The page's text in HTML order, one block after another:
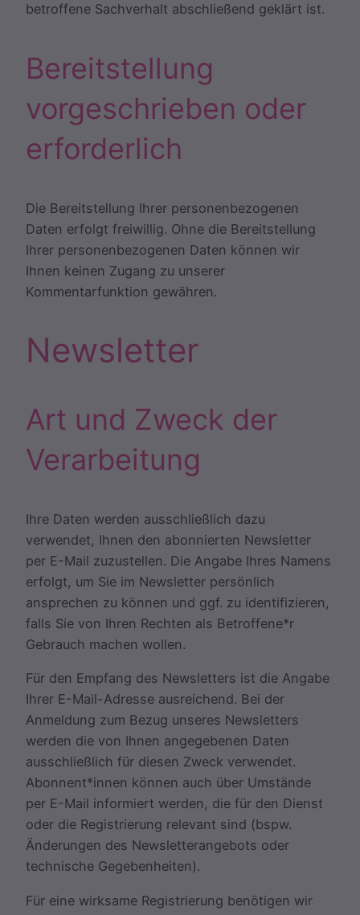
betroffene Sachverhalt abschließend geklärt ist.
Bereitstellung
vorgeschrieben oder
erforderlich
Die Bereitstellung Ihrer personenbezogenen
Daten erfolgt freiwillig. Ohne die Bereitstellung
Ihrer personenbezogenen Daten können wir
Ihnen keinen Zugang zu unserer
Kommentarfunktion gewähren.
Newsletter
Art und Zweck der
Verarbeitung
Ihre Daten werden ausschließlich dazu
verwendet, Ihnen den abonnierten Newsletter
per E-Mail zuzustellen. Die Angabe Ihres Namens
erfolgt, um Sie im Newsletter persönlich
ansprechen zu können und ggf. zu identifizieren,
falls Sie von Ihren Rechten als Betroffene*r
Gebrauch machen wollen.
Für den Empfang des Newsletters ist die Angabe
Ihrer E-Mail-Adresse ausreichend. Bei der
Anmeldung zum Bezug unseres Newsletters
werden die von Ihnen angegebenen Daten
ausschließlich für diesen Zweck verwendet.
Abonnent*innen können auch über Umstände
per E-Mail informiert werden, die für den Dienst
oder die Registrierung relevant sind (bspw.
Änderungen des Newsletterangebots oder
technische Gegebenheiten).
Für eine wirksame Registrierung benötigen wir